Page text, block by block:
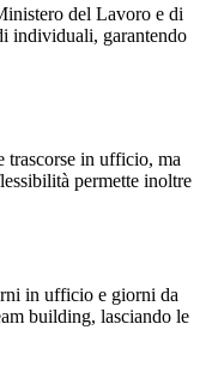
del Lavoro e di
individuali, garantendo
trascorse in ufficio, ma
permette inoltre
in ufficio e giorni da
building, lasciando le